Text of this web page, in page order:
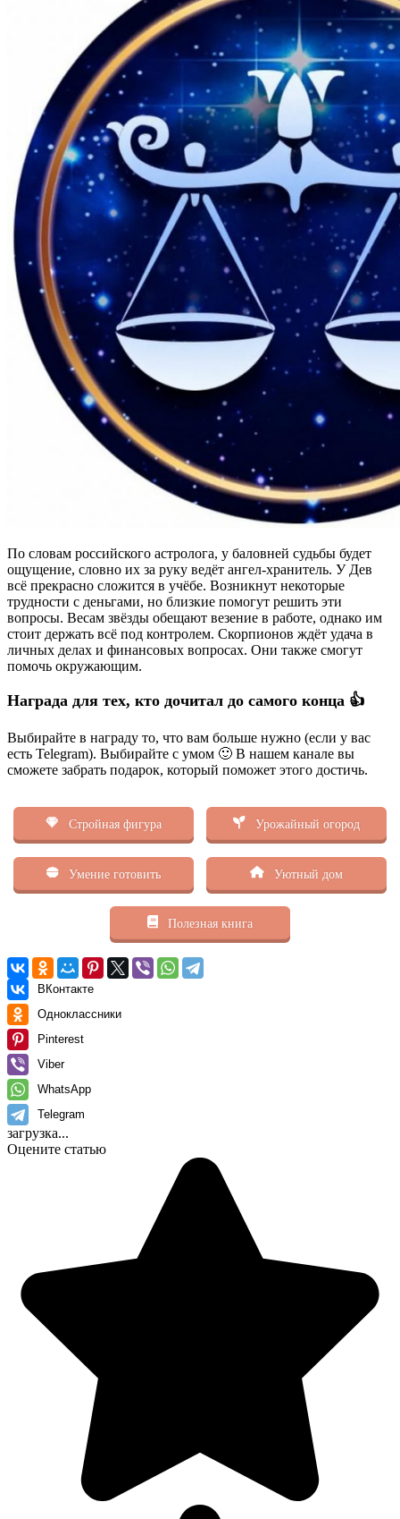
По словам российского астролога, у баловней судьбы будет
ощущение, словно их за руку ведёт ангел-хранитель. У Дев
всё прекрасно сложится в учёбе. Возникнут некоторые
трудности с деньгами, но близкие помогут решить эти
вопросы. Весам звёзды обещают везение в работе, однако им
стоит держать всё под контролем. Скорпионов ждёт удача в
личных делах и финансовых вопросах. Они также смогут
помочь окружающим.
Награда для тех, кто дочитал до самого конца 👍
Выбирайте в награду то, что вам больше нужно (если у вас
есть Telegram). Выбирайте с умом 🙂 В нашем канале вы
сможете забрать подарок, который поможет этого достичь.
Стройная фигура Урожайный огород
Умение готовить Уютный дом
Полезная книга
ВКонтакте
Одноклассники
Pinterest
Viber
WhatsApp
Telegram
загрузка...
Оцените статью